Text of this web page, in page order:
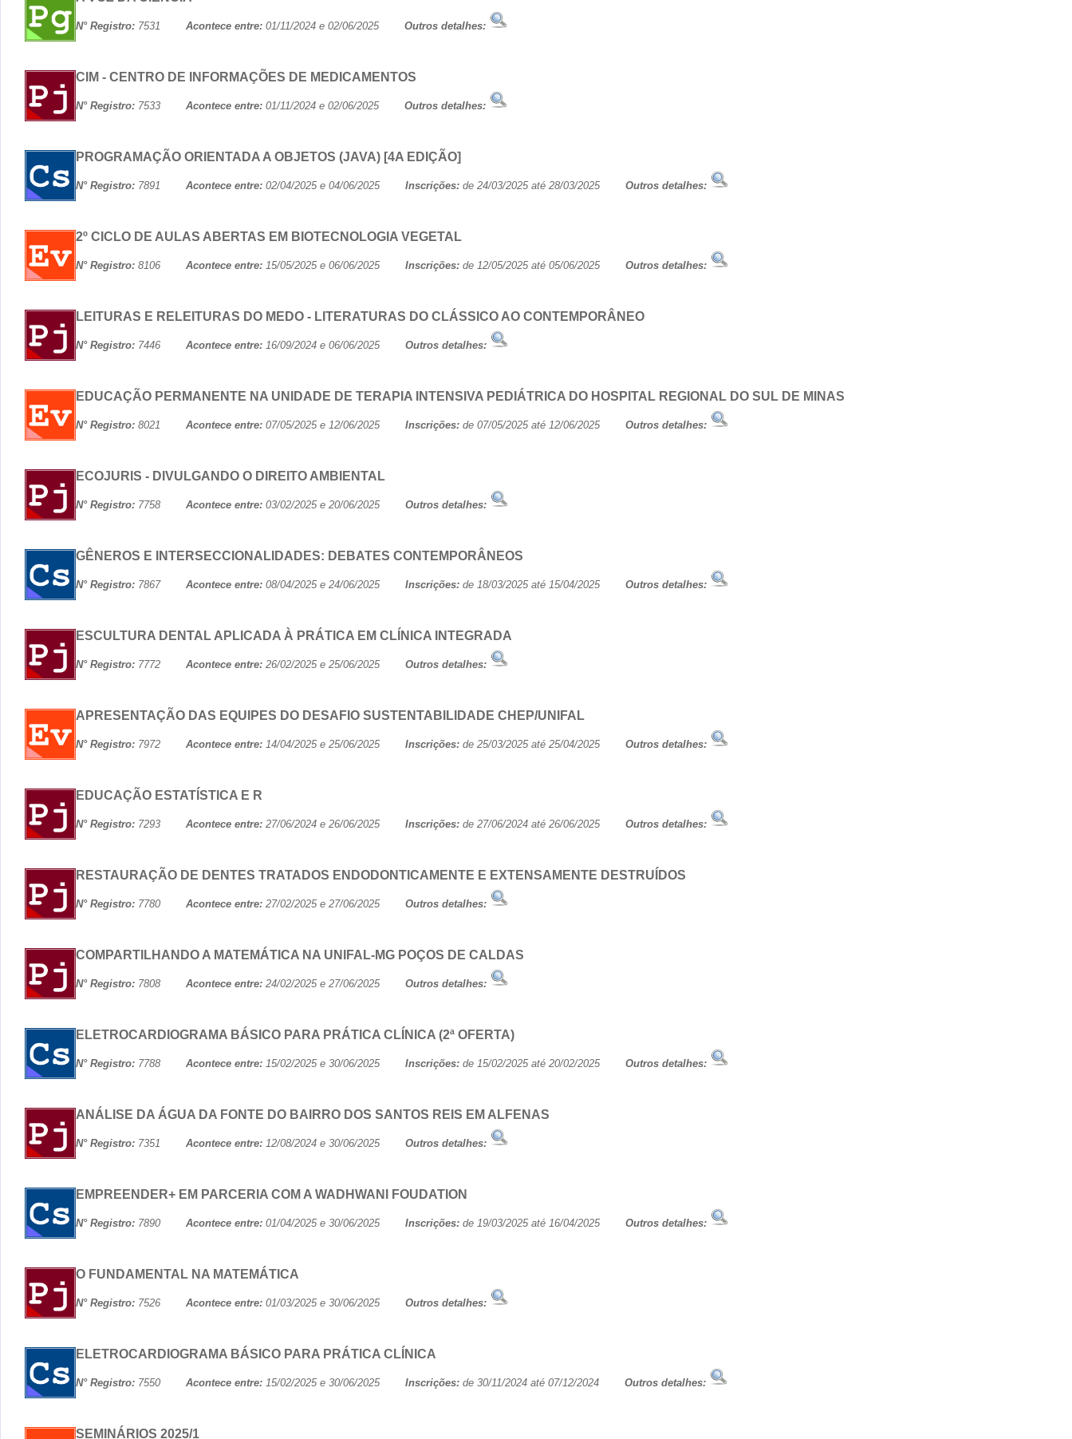
N° Registro: 7531 Acontece entre: 01/11/2024 e 02/06/2025 Outros detalhes:
CIM - CENTRO DE INFORMAÇÕES DE MEDICAMENTOS
N° Registro: 7533 Acontece entre: 01/11/2024 e 02/06/2025 Outros detalhes:
PROGRAMAÇÃO ORIENTADA A OBJETOS (JAVA) [4A EDIÇÃO]
N° Registro: 7891 Acontece entre: 02/04/2025 e 04/06/2025 Inscrições: de 24/03/2025 até 28/03/2025 Outros detalhes:
2º CICLO DE AULAS ABERTAS EM BIOTECNOLOGIA VEGETAL
N° Registro: 8106 Acontece entre: 15/05/2025 e 06/06/2025 Inscrições: de 12/05/2025 até 05/06/2025 Outros detalhes:
LEITURAS E RELEITURAS DO MEDO - LITERATURAS DO CLÁSSICO AO CONTEMPORÂNEO
N° Registro: 7446 Acontece entre: 16/09/2024 e 06/06/2025 Outros detalhes:
EDUCAÇÃO PERMANENTE NA UNIDADE DE TERAPIA INTENSIVA PEDIÁTRICA DO HOSPITAL REGIONAL DO SUL DE MINAS
N° Registro: 8021 Acontece entre: 07/05/2025 e 12/06/2025 Inscrições: de 07/05/2025 até 12/06/2025 Outros detalhes:
ECOJURIS - DIVULGANDO O DIREITO AMBIENTAL
N° Registro: 7758 Acontece entre: 03/02/2025 e 20/06/2025 Outros detalhes:
GÊNEROS E INTERSECCIONALIDADES: DEBATES CONTEMPORÂNEOS
N° Registro: 7867 Acontece entre: 08/04/2025 e 24/06/2025 Inscrições: de 18/03/2025 até 15/04/2025 Outros detalhes:
ESCULTURA DENTAL APLICADA À PRÁTICA EM CLÍNICA INTEGRADA
N° Registro: 7772 Acontece entre: 26/02/2025 e 25/06/2025 Outros detalhes:
APRESENTAÇÃO DAS EQUIPES DO DESAFIO SUSTENTABILIDADE CHEP/UNIFAL
N° Registro: 7972 Acontece entre: 14/04/2025 e 25/06/2025 Inscrições: de 25/03/2025 até 25/04/2025 Outros detalhes:
EDUCAÇÃO ESTATÍSTICA E R
N° Registro: 7293 Acontece entre: 27/06/2024 e 26/06/2025 Inscrições: de 27/06/2024 até 26/06/2025 Outros detalhes:
RESTAURAÇÃO DE DENTES TRATADOS ENDODONTICAMENTE E EXTENSAMENTE DESTRUÍDOS
N° Registro: 7780 Acontece entre: 27/02/2025 e 27/06/2025 Outros detalhes:
COMPARTILHANDO A MATEMÁTICA NA UNIFAL-MG POÇOS DE CALDAS
N° Registro: 7808 Acontece entre: 24/02/2025 e 27/06/2025 Outros detalhes:
ELETROCARDIOGRAMA BÁSICO PARA PRÁTICA CLÍNICA (2ª OFERTA)
N° Registro: 7788 Acontece entre: 15/02/2025 e 30/06/2025 Inscrições: de 15/02/2025 até 20/02/2025 Outros detalhes:
ANÁLISE DA ÁGUA DA FONTE DO BAIRRO DOS SANTOS REIS EM ALFENAS
N° Registro: 7351 Acontece entre: 12/08/2024 e 30/06/2025 Outros detalhes:
EMPREENDER+ EM PARCERIA COM A WADHWANI FOUDATION
N° Registro: 7890 Acontece entre: 01/04/2025 e 30/06/2025 Inscrições: de 19/03/2025 até 16/04/2025 Outros detalhes:
O FUNDAMENTAL NA MATEMÁTICA
N° Registro: 7526 Acontece entre: 01/03/2025 e 30/06/2025 Outros detalhes:
ELETROCARDIOGRAMA BÁSICO PARA PRÁTICA CLÍNICA
N° Registro: 7550 Acontece entre: 15/02/2025 e 30/06/2025 Inscrições: de 30/11/2024 até 07/12/2024 Outros detalhes:
SEMINÁRIOS 2025/1